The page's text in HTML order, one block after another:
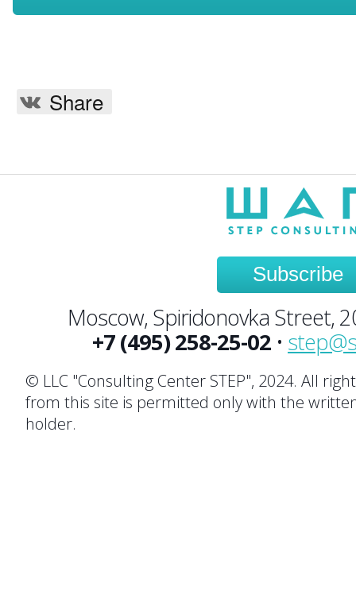
Share
Subscribe
Moscow, Spiridonovka Street,
+7 (495) 258-25-02 •
© LLC "Consulting Center STEP", 2024. All
from this site is permitted only with the
holder.